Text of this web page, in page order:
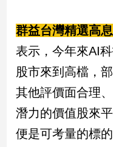
專
區
合
作
媒
體
群益台灣精選高
表示，今年來AI
股市來到高檔，
其他評價面合理
潛力的價值股來
便是可考量的標